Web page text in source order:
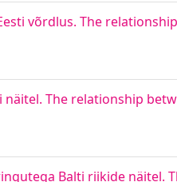
võrdlus. The
The relationship
Balti riikide näitel.